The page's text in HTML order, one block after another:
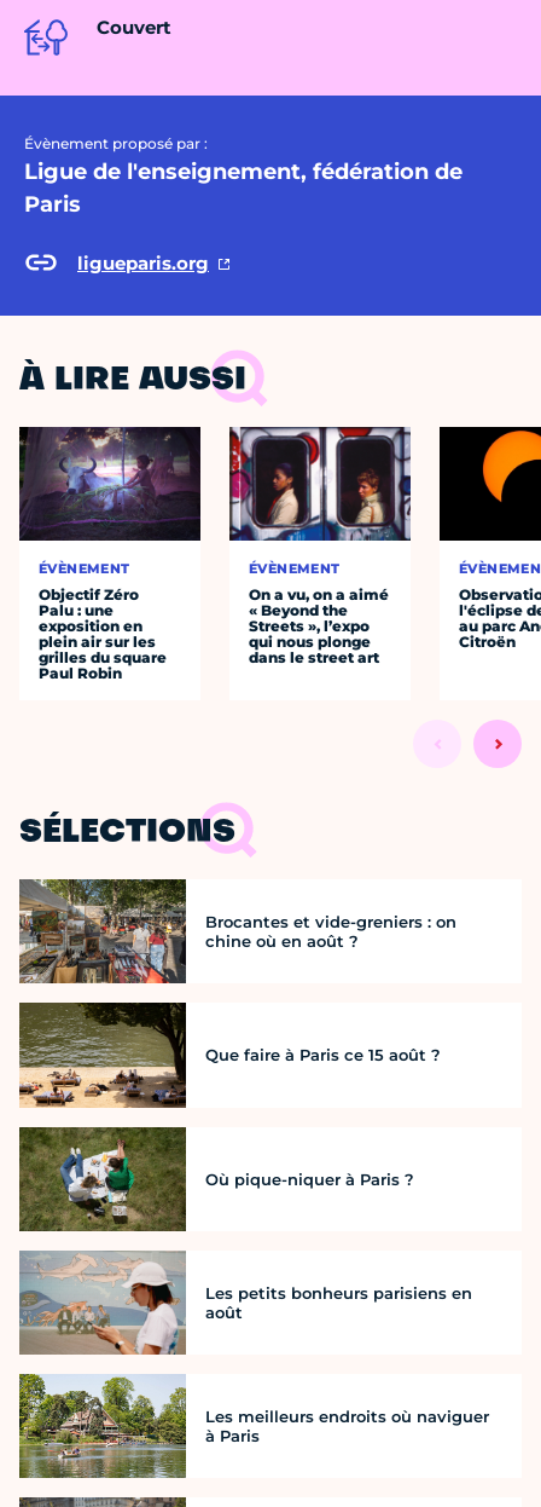
Couvert
Évènement proposé par :
Ligue de l'enseignement, fédération de
Paris
ligueparis.org
À LIRE AUSSI
ÉVÈNEMENT
Objectif Zéro
Palu : une
exposition en
plein air sur les
grilles du square
Paul Robin
ÉVÈNEMENT
On a vu, on a aimé
« Beyond the
Streets », l’expo
qui nous plonge
dans le street art
l'éclipse
au parc
Citroën
SÉLECTIONS
Brocantes et vide-greniers : on
chine où en août ?
Que faire à Paris ce 15 août ?
Où pique-niquer à Paris ?
Les petits bonheurs parisiens en
août
Les meilleurs endroits où naviguer
à Paris